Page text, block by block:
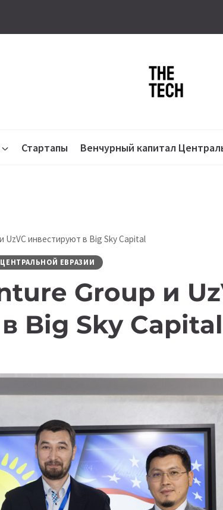
Стартапы Венчурный капитал
UzVC инвестируют в Big Sky Capital
ЕВРАЗИИ
Group и
Big Sky Capital